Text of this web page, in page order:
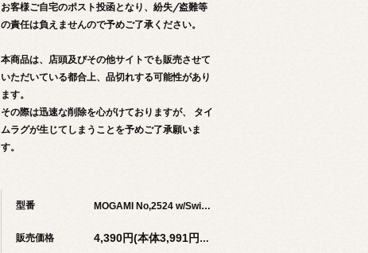
お客様ご自宅のポスト投函となり、紛失/盗難等
の責任は負えませんので予めご了承ください。
本商品は、店頭及びその他サイトでも販売させて
いただいている都合上、品切れする可能性があり
ます。
その際は迅速な削除を心がけておりますが、 タイ
ムラグが生じてしまうことを予めご了承願いま
す。
型番 MOGAMI No,2524 w/Switchcraft 280 5m
販売価格 4,390円(本体3,991円、税399円)